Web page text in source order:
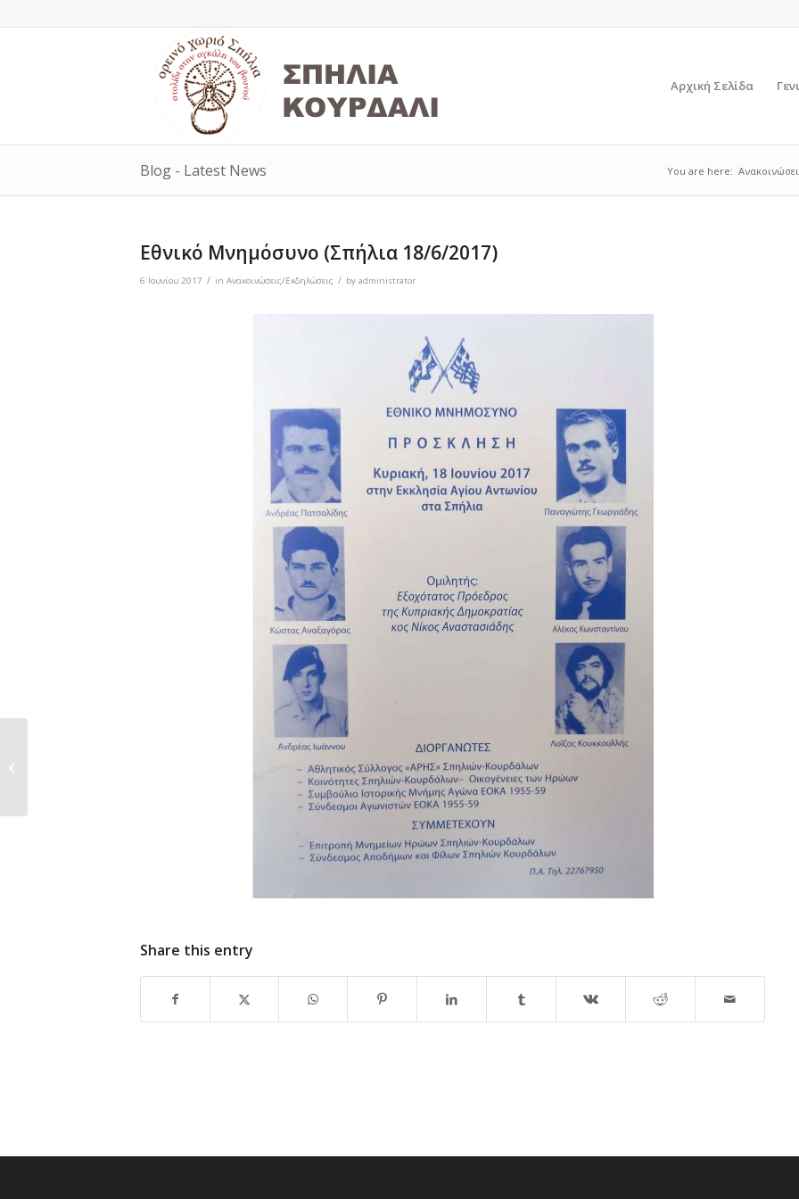
Αρχική Σελίδα
Blog - Latest News You are here:
Εθνικό Μνημόσυνο (Σπήλια 18/6/2017)
6 Ιουνίου 2017 / in Ανακοινώσεις/Εκδηλώσεις / by administrator
Share this entry